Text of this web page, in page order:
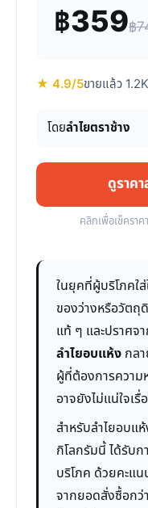
฿359฿
★ 4.9/5ขายแล้ว
โดยลำไยตราช้าง
ดูราค
คลิกเพื่อเช็ครา
ในยุคที่ผู้บริโภคใ
ของว่างหรือวัตถุ
แท้ ๆ และปราศจ
ลำไยอบแห้ง กล
ผู้ที่ต้องการความ
อาจยังไม่แน่ใจเ
สำหรับลำไยอบแ
กิโลกรัมนี้ ได้รับ
บริโภค ด้วยคะแ
จากยอดสั่งซื้อกว่